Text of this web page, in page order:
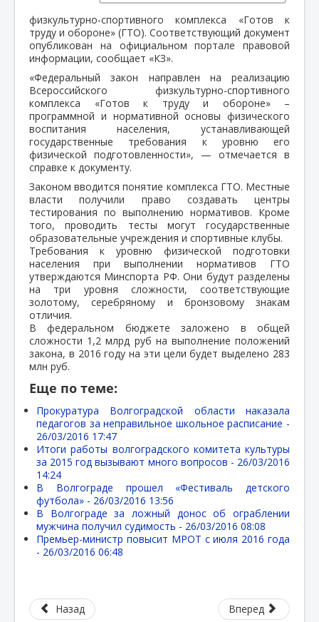
физкультурно-спортивного комплекса «Готов к
труду и обороне» (ГТО). Соответствующий документ
опубликован на официальном портале правовой
информации, сообщает «КЗ».
«Федеральный закон направлен на реализацию
Всероссийского физкультурно-спортивного
комплекса «Готов к труду и обороне» –
программной и нормативной основы физического
воспитания населения, устанавливающей
государственные требования к уровню его
физической подготовленности», — отмечается в
справке к документу.
Законом вводится понятие комплекса ГТО. Местные
власти получили право создавать центры
тестирования по выполнению нормативов. Кроме
того, проводить тесты могут государственные
образовательные учреждения и спортивные клубы.
Требования к уровню физической подготовки
населения при выполнении нормативов ГТО
утверждаются Минспорта РФ. Они будут разделены
на три уровня сложности, соответствующие
золотому, серебряному и бронзовому знакам
отличия.
В федеральном бюджете заложено в общей
сложности 1,2 млрд руб на выполнение положений
закона, в 2016 году на эти цели будет выделено 283
млн руб.
Еще по теме:
Прокуратура Волгоградской области наказала
педагогов за неправильное школьное расписание -
26/03/2016 17:47
Итоги работы волгоградского комитета культуры
за 2015 год вызывают много вопросов - 26/03/2016
14:24
В Волгограде прошел «Фестиваль детского
футбола» - 26/03/2016 13:56
В Волгограде за ложный донос об ограблении
мужчина получил судимость - 26/03/2016 08:08
Премьер-министр повысит МРОТ с июля 2016 года
- 26/03/2016 06:48
Назад Вперед